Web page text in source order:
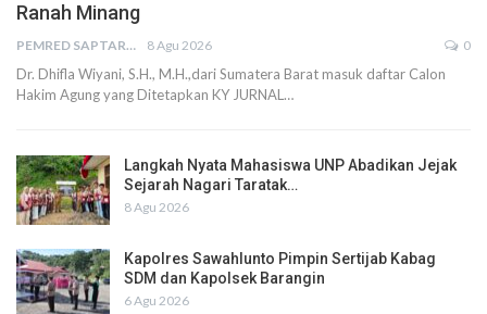
Ranah Minang
PEMRED SAPTARIUS 8 Agu 2026 0
Dr. Dhifla Wiyani, S.H., M.H.,dari Sumatera Barat masuk daftar Calon
Hakim Agung yang Ditetapkan KY JURNAL…
Langkah Nyata Mahasiswa UNP Abadikan Jejak
Sejarah Nagari Taratak…
8 Agu 2026
Kapolres Sawahlunto Pimpin Sertijab Kabag
SDM dan Kapolsek Barangin
6 Agu 2026